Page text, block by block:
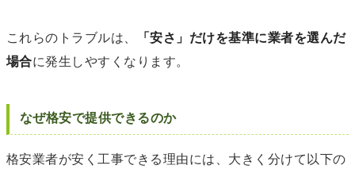
これらのトラブルは、
「安さ」だけを基準に業者を選んだ
場合に発生しやすくなります。
なぜ格安で提供できるのか
格安業者が安く工事できる理由には、大きく分けて以下の